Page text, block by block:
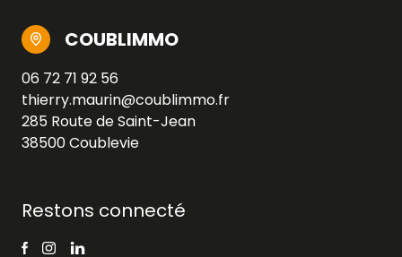
COUBLIMMO
06 72 71 92 56
thierry.maurin@coublimmo.fr
285 Route de Saint-Jean
38500 Coublevie
Restons connecté